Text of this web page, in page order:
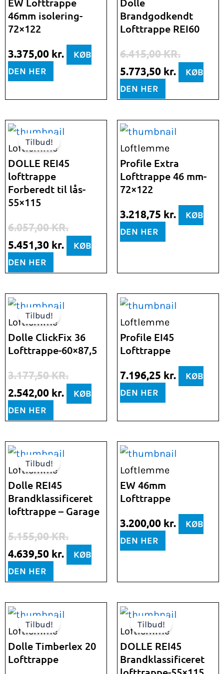
46mm isolering-
72×122
3.375,00 kr.
KØB
DEN HER
Brandgodkendt
Lofttrappe REI60
6.415,00KR.
var:
6.415,00 kr..
5.773,50 kr.
er:
5.773,50
KØB
DEN HER
Tilbud!
Loftlemme
DOLLE REI45
lofttrappe
Forberedt til lås-
55×115
6.057,00KR.
Den
oprindelige
pris
var:
6.057,00 kr..
5.451,30 kr.
Den
pris
5.451,30 kr..
KØB
DEN HER
Loftlemme
Profile Extra
Lofttrappe 46 mm-
72×122
3.218,75 kr.
KØB
DEN HER
Tilbud!
Loftlemme
Dolle ClickFix 36
Lofttrappe-60×87,5
3.177,50KR.
Den
oprindelige
pris
var:
3.177,50 kr..
2.542,00 kr.
Den
pris
er:
2.542,00 kr..
KØB
DEN HER
Loftlemme
Profile EI45
Lofttrappe
7.196,25 kr.
KØB
DEN HER
Tilbud!
Loftlemme
Dolle REI45
Brandklassificeret
lofttrappe – Garage
5.155,00KR.
Den
oprindelige
pris
var:
5.155,00 kr..
4.639,50 kr.
Den
er:
4.639,50 kr..
KØB
DEN HER
Loftlemme
EW 46mm
Lofttrappe
3.200,00 kr.
KØB
DEN HER
Tilbud!
Loftlemme
Dolle Timberlex 20
Lofttrappe
Den
oprindelige
pris
var:
Den
pris
Tilbud!
Loftlemme
DOLLE REI45
Brandklassificeret
Den
oprindelige
pris
var:
Den
pris
er: